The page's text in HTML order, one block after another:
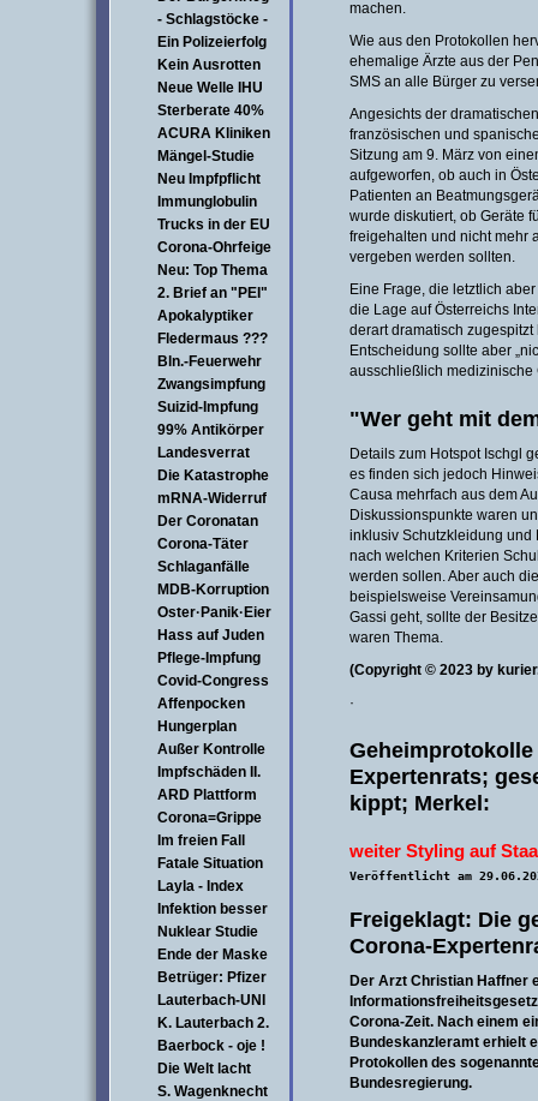
- Schlagstöcke -
Ein Polizeierfolg
Kein Ausrotten
Neue Welle IHU
Sterberate 40%
ACURA Kliniken
Mängel-Studie
Neu Impfpflicht
Immunglobulin
Trucks in der EU
Corona-Ohrfeige
Neu: Top Thema
2. Brief an "PEI"
Apokalyptiker
Fledermaus ???
Bln.-Feuerwehr
Zwangsimpfung
Suizid-Impfung
99% Antikörper
Landesverrat
Die Katastrophe
mRNA-Widerruf
Der Coronatan
Corona-Täter
Schlaganfälle
MDB-Korruption
Oster·Panik·Eier
Hass auf Juden
Pflege-Impfung
Covid-Congress
Affenpocken
Hungerplan
Außer Kontrolle
Impfschäden II.
ARD Plattform
Corona=Grippe
Im freien Fall
Fatale Situation
Layla - Index
Infektion besser
Nuklear Studie
Ende der Maske
Betrüger: Pfizer
Lauterbach-UNI
K. Lauterbach 2.
Baerbock - oje !
Die Welt lacht
S. Wagenknecht
machen.
Wie aus den Protokollen
ehemalige Ärzte aus der
SMS an alle Bürger zu
Angesichts der
französischen und
Sitzung am 9. März von
aufgeworfen, ob auch in
Patienten an
wurde diskutiert, ob Geräte
freigehalten und nicht mehr
vergeben werden sollten.
Eine Frage, die letztlich
die Lage auf Österreichs
derart dramatisch
Entscheidung sollte aber
ausschließlich medizinische
"Wer geht mit
Details zum Hotspot Ischgl
es finden sich jedoch
Causa mehrfach aus dem
Diskussionspunkte waren
inklusiv Schutzkleidung und
nach welchen Kriterien
werden sollen. Aber auch
beispielsweise
Gassi geht, sollte der
waren Thema.
(Copyright © 2023 by
·
Expertenrats;
kippt; Merkel:
weiter Styling auf
Veröffentlicht am
Freigeklagt: Die
Corona-
Der Arzt Christian Haffner
Corona-Zeit. Nach einem
Bundeskanzleramt erhielt
Protokollen des
Bundesregierung.